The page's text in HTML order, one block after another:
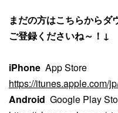
まだの方はこちらからダ
ご登録くださいね～！↓
iPhone App Store
https://itunes.apple.com/
Android Google Play